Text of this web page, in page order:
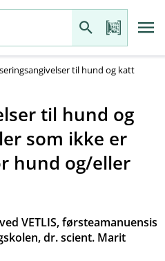
til hund og katt
til hund og
som ikke er
hund og​/​eller
VETLIS, førsteamanuensis
dr. scient. Marit